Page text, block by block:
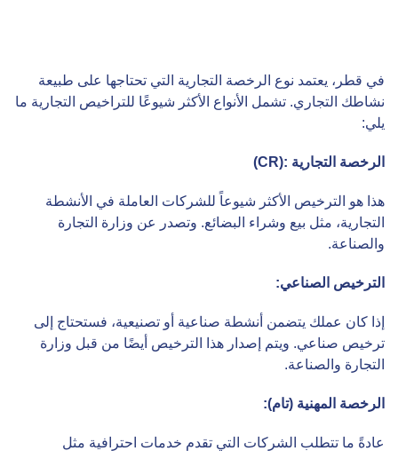
في قطر، يعتمد نوع الرخصة التجارية التي تحتاجها على طبيعة
نشاطك التجاري. تشمل الأنواع الأكثر شيوعًا للتراخيص التجارية ما
يلي:
الرخصة التجارية :(CR)
هذا هو الترخيص الأكثر شيوعاً للشركات العاملة في الأنشطة
التجارية، مثل بيع وشراء البضائع. وتصدر عن وزارة التجارة
والصناعة.
الترخيص الصناعي:
إذا كان عملك يتضمن أنشطة صناعية أو تصنيعية، فستحتاج إلى
ترخيص صناعي. ويتم إصدار هذا الترخيص أيضًا من قبل وزارة
التجارة والصناعة.
الرخصة المهنية (تام):
عادةً ما تتطلب الشركات التي تقدم خدمات احترافية مثل